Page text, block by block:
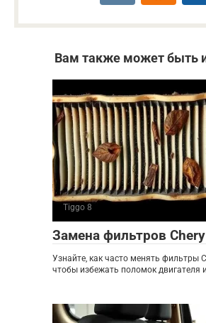
Вам также может быть
Tiggo 8
Замена фильтров
Узнайте, как часто менять фильтры
чтобы избежать поломок двигателя